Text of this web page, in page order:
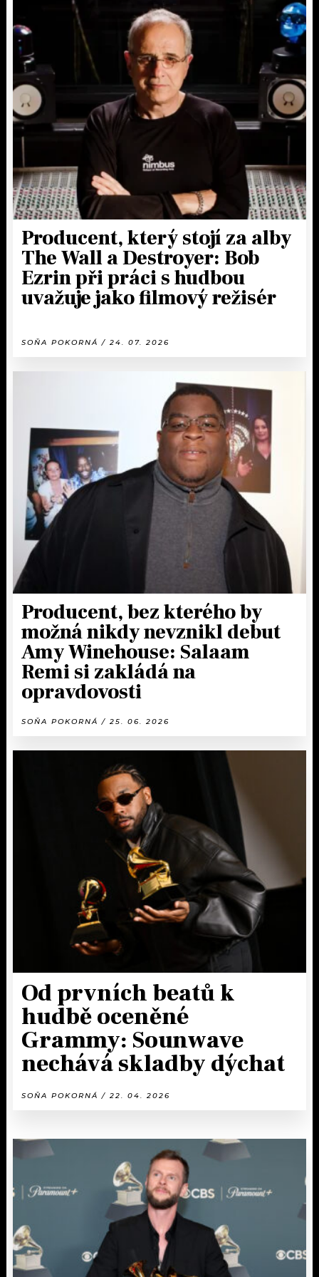
KALENDÁŘ
VIP
TRENDY
MIX
OSTATNÍ
PROGRAM
JAK NALADIT
Producent, který stojí za alby
The Wall a Destroyer: Bob
Ezrin při práci s hudbou
uvažuje jako filmový režisér
SOŇA POKORNÁ / 24. 07. 2026
Producent, bez kterého by
možná nikdy nevznikl debut
Amy Winehouse: Salaam
Remi si zakládá na
opravdovosti
SOŇA POKORNÁ / 25. 06. 2026
Od prvních beatů k
hudbě oceněné
Grammy: Sounwave
nechává skladby dýchat
SOŇA POKORNÁ / 22. 04. 2026